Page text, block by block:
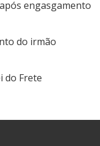
engasgamento
do irmão
do Frete